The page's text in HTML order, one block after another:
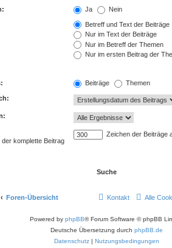
Ja Nein
Betreff und Text der Beiträge
Nur im Text der Beiträge
Nur im Betreff der Themen
Nur im ersten Beitrag der
Beiträge Themen
komplette Beitrag
Zeichen der Beiträge
Foren-Übersicht Alle
Kontakt
Powered by phpBB® Forum Software © phpBB
Deutsche Übersetzung durch phpBB.de
Datenschutz | Nutzungsbedingungen